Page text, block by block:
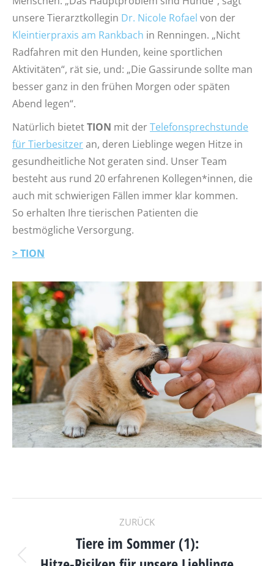
unsere Tierarztkollegin Dr. Nicole Rofael von der
Kleintierpraxis am Rankbach in Renningen. „Nicht
Radfahren mit den Hunden, keine sportlichen
Aktivitäten“, rät sie, und: „Die Gassirunde sollte man
besser ganz in den frühen Morgen oder späten
Abend legen“.
Natürlich bietetTION mit derTelefonsprechstunde
für Tierbesitzeran, deren Lieblinge wegen Hitze in
gesundheitliche Not geraten sind. Unser Team
besteht aus rund 20 erfahrenen Kollegen*innen, die
auch mit schwierigen Fällen immer klar kommen.
So erhalten Ihre tierischen Patienten die
bestmögliche Versorgung.
> TION
ZURÜCK
Vorheriger
Tiere im Sommer (1):